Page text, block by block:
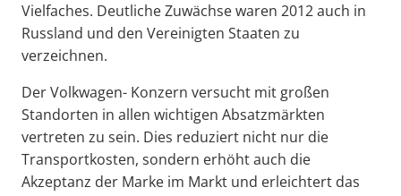
Vielfaches. Deutliche Zuwächse waren 2012 auch in
Russland und den Vereinigten Staaten zu
verzeichnen.
Der Volkwagen- Konzern versucht mit großen
Standorten in allen wichtigen Absatzmärkten
vertreten zu sein. Dies reduziert nicht nur die
Transportkosten, sondern erhöht auch die
Akzeptanz der Marke im Markt und erleichtert das